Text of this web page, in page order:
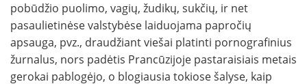
pobūdžio puolimo, vagių, žudikų, sukčių, ir net
pasaulietinėse valstybėse laiduojama papročių
apsauga, pvz., draudžiant viešai platinti pornografinius
žurnalus, nors padėtis Prancūzijoje pastaraisiais metais
gerokai pablogėjo, o blogiausia tokiose šalyse, kaip